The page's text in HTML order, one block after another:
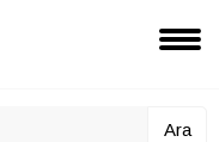
Ara